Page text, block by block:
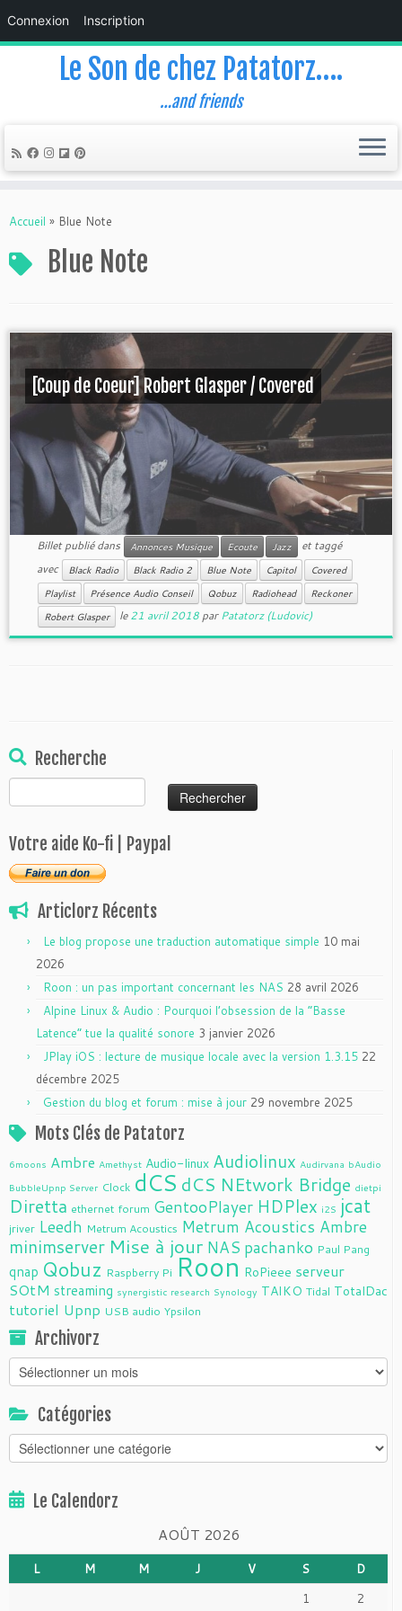
Connexion Inscription
Le Son de chez Patatorz….
…and friends
Accueil » Blue Note
Blue Note
[Coup de Coeur] Robert Glasper / Covered
Billet publié dans Annonces Musique Ecoute Jazz
et taggé
avec
Black Radio Black Radio 2 Blue Note Capitol
Covered
Playlist
Présence Audio Conseil Qobuz Radiohead
Reckoner
Robert Glasper
le21 avril 2018 parPatatorz (Ludovic)
Recherche
Votre aide Ko-fi | Paypal
Articlorz Récents
Le blog propose une traduction automatique simple 10 mai
2026
Roon : un pas important concernant les NAS 28 avril 2026
Alpine Linux & Audio : Pourquoi l’obsession de la “Basse
Latence” tue la qualité sonore 3 janvier 2026
JPlay iOS : lecture de musique locale avec la version 1.3.15 22
décembre 2025
Gestion du blog et forum : mise à jour 29 novembre 2025
Mots Clés de Patatorz
6moons Ambre Amethyst Audio-linux Audiolinux Audirvana bAudio
BubbleUpnp Server Clock dCS dCS NEtwork Bridge dietpi
Diretta ethernet forum GentooPlayer HDPlex i2S jcat
jriver Leedh Metrum Acoustics Metrum Acoustics Ambre
minimserver Mise à jour NAS pachanko Paul Pang
qnap Qobuz Raspberry Pi Roon RoPieee serveur
SOtM streaming synergistic research Synology TAIKO Tidal TotalDac
tutoriel Upnp USB audio Ypsilon
Archivorz
Archivorz
Catégories
Catégories
Le Calendorz
AOÛT 2026
L M M J V S
D
1
2